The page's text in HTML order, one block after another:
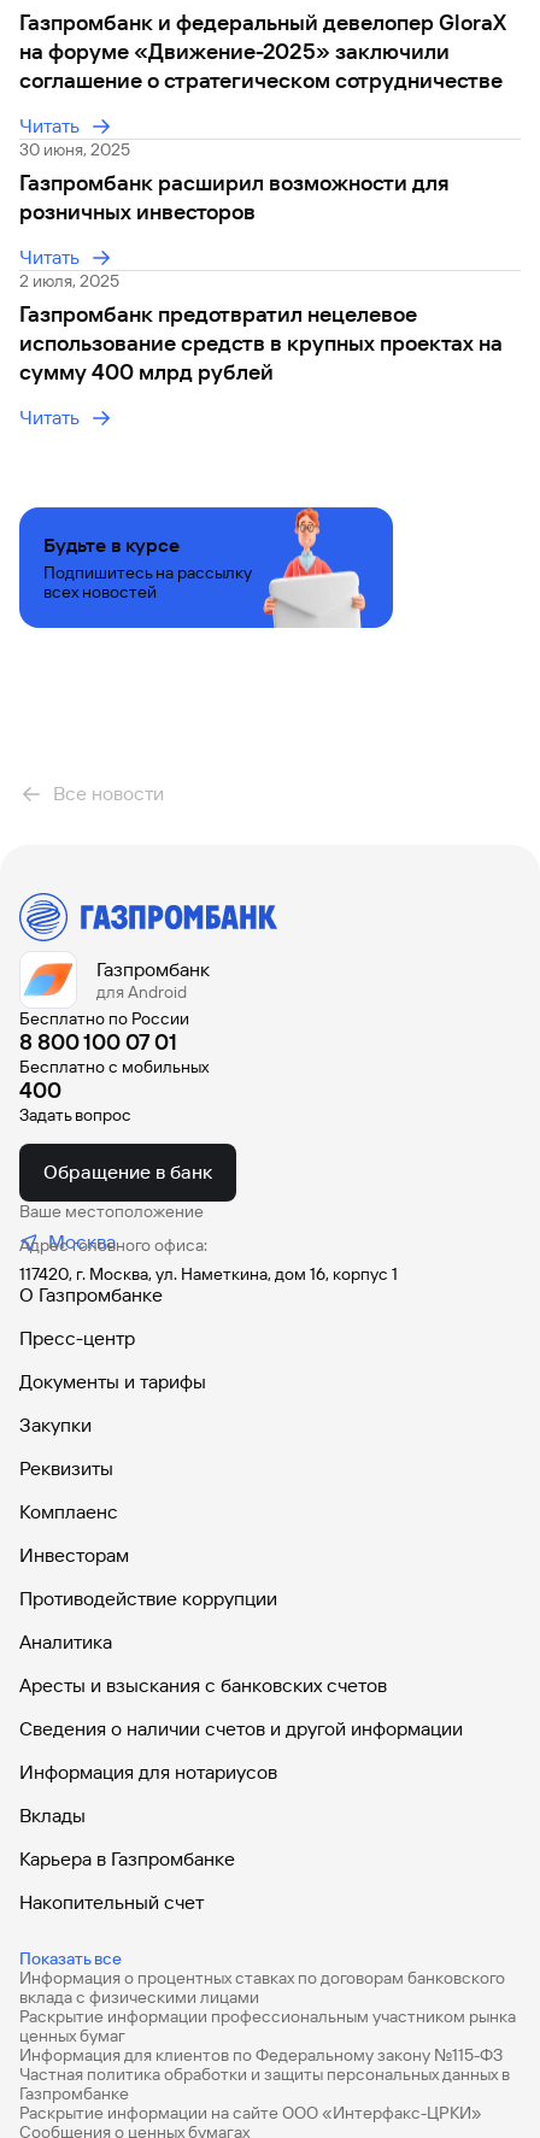
Все новости
Газпромбанк и федеральный девелопер GloraX
на форуме «Движение-2025» заключили
соглашение о стратегическом сотрудничестве
Читать
30 июня, 2025
Газпромбанк расширил возможности для
розничных инвесторов
Читать
2 июля, 2025
Газпромбанк предотвратил нецелевое
использование средств в крупных проектах на
сумму 400 млрд рублей
Читать
Будьте в курсе
Подпишитесь на рассылку
всех новостей
Газпромбанк
для Android
Бесплатно по России
8 800 100 07 01
Бесплатно с мобильных
400
Задать вопрос
Обращение в банк
Ваше местоположение
Москва
Адрес головного офиса:
117420, г. Москва, ул. Наметкина, дом 16, корпус 1
О Газпромбанке
Пресс-центр
Документы и тарифы
Закупки
Реквизиты
Комплаенс
Инвесторам
Противодействие коррупции
Аналитика
Аресты и взыскания с банковских счетов
Сведения о наличии счетов и другой информации
Информация для нотариусов
Вклады
Карьера в Газпромбанке
Накопительный счет
Показать все
Дебетовые карты с бесплатным обслуживанием
Все накопительные счета
Банковские вклады на 3 месяца
Вклады с высоким процентом
Информация о процентных ставках по договорам банковского
вклада с физическими лицами
Раскрытие информации профессиональным участником рынка
ценных бумаг
Информация для клиентов по Федеральному закону №115-ФЗ
Частная политика обработки и защиты персональных данных в
Газпромбанке
Раскрытие информации на сайте ООО «Интерфакс-ЦРКИ»
Сообщения о ценных бумагах